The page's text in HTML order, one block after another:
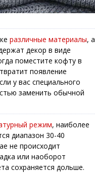
различные материалы, а
декор в виде
поместите кофту в
появление
у вас специального
заменить обычной
режим, наиболее
диапазон 30-40
не происходит
или наоборот
сохраняется дольше.